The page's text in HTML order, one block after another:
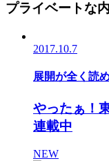
プライベートな
2017.10.7
展開が全く読
やったぁ！
連載中
NEW